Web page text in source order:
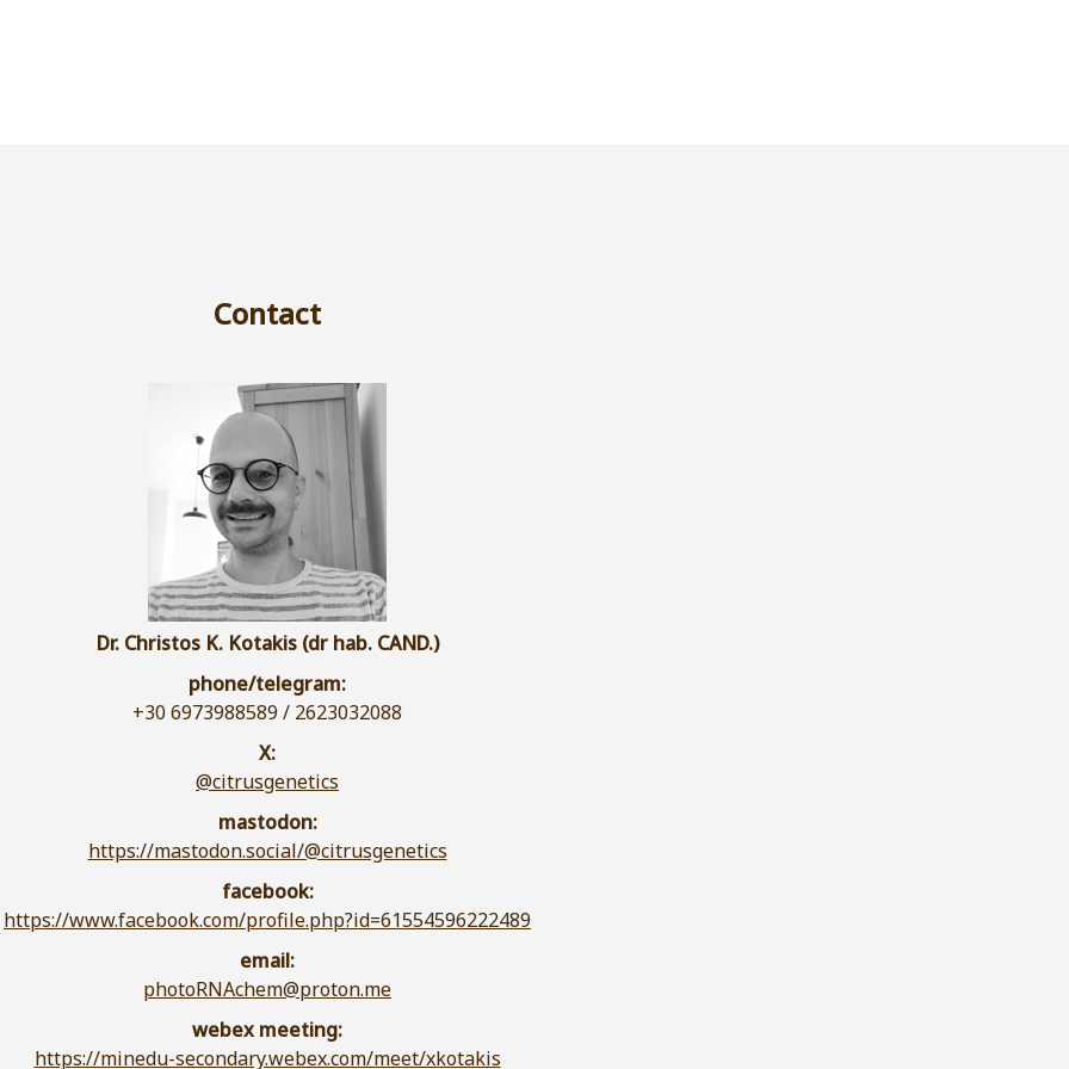
Contact
Dr. Christos K. Kotakis (dr hab. CAND.)
phone/telegram:
+30 6973988589 / 2623032088
X:
@citrusgenetics
mastodon:
https://mastodon.social/@citrusgenetics
facebook:
https://www.facebook.com/profile.php?id=61554596222489
email:
photoRNAchem@proton.me
webex meeting:
https://minedu-secondary.webex.com/meet/xkotakis